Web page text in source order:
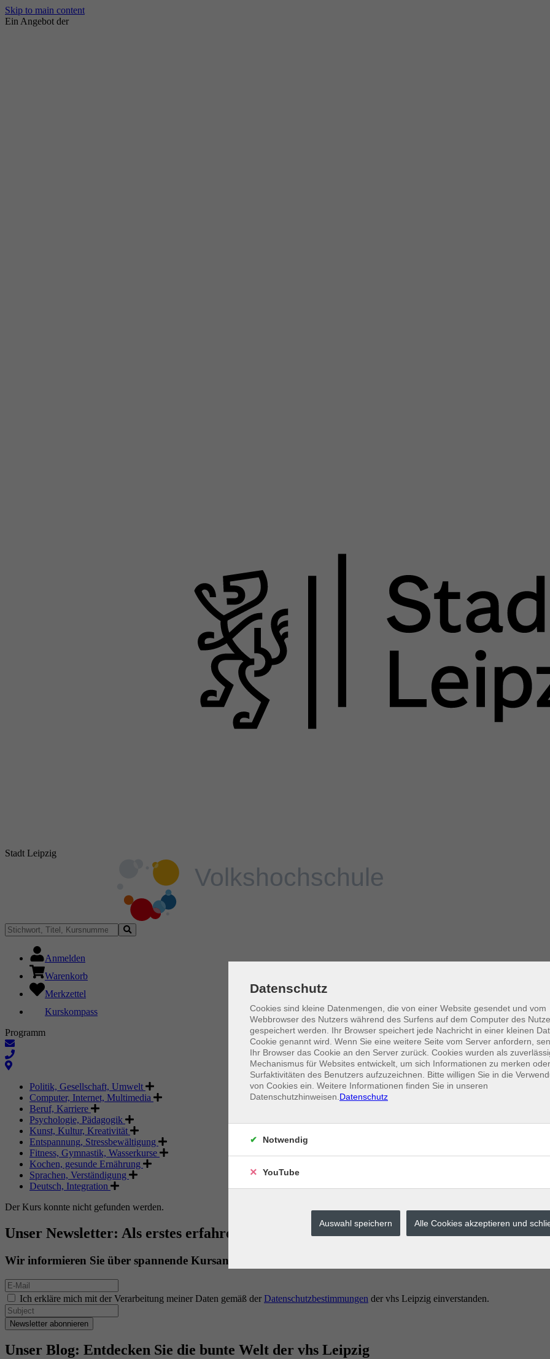
Skip to main content
Ein Angebot der
Stadt Leipzig
Anmelden
Warenkorb
Merkzettel
Kurskompass
Programm
Politik, Gesellschaft, Umwelt
Computer, Internet, Multimedia
Beruf, Karriere
Psychologie, Pädagogik
Kunst, Kultur, Kreativität
Entspannung, Stressbewältigung
Fitness, Gymnastik, Wasserkurse
Kochen, gesunde Ernährung
Sprachen, Verständigung
Deutsch, Integration
Der Kurs konnte nicht gefunden werden.
Unser Newsletter: Als erstes erfahren. Als erstes buchen.
Wir informieren Sie über spannende Kursangebote.
Ich erkläre mich mit der Verarbeitung meiner Daten gemäß der Datenschutzbestimmungen der vhs Leipzig einverstanden.
Newsletter abonnieren
Unser Blog: Entdecken Sie die bunte Welt der vhs Leipzig
Datenschutz
Cookies sind kleine Datenmengen, die von einer Website gesendet und vom
Webbrowser des Nutzers während des Surfens auf dem Computer des
gespeichert werden. Ihr Browser speichert jede Nachricht in einer kleinen
Cookie genannt wird. Wenn Sie eine weitere Seite vom Server anfordern,
Ihr Browser das Cookie an den Server zurück. Cookies wurden als
Mechanismus für Websites entwickelt, um sich Informationen zu merken
Surfaktivitäten des Benutzers aufzuzeichnen. Bitte willigen Sie in die
von Cookies ein. Weitere Informationen finden Sie in unseren
Datenschutzhinweisen. Datenschutz
Notwendig
YouTube
Auswahl speichern Alle Cookies akzeptieren und